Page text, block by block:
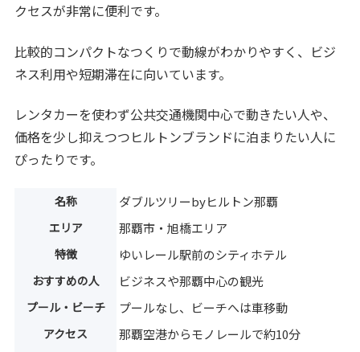
クセスが非常に便利です。
比較的コンパクトなつくりで動線がわかりやすく、ビジ
ネス利用や短期滞在に向いています。
レンタカーを使わず公共交通機関中心で動きたい人や、
価格を少し抑えつつヒルトンブランドに泊まりたい人に
ぴったりです。
名称 ダブルツリーbyヒルトン那覇
エリア 那覇市・旭橋エリア
特徴 ゆいレール駅前のシティホテル
おすすめの人 ビジネスや那覇中心の観光
プール・ビーチ プールなし、ビーチへは車移動
アクセス 那覇空港からモノレールで約10分